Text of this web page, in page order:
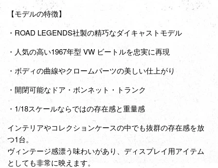
【モデルの特徴】
・ROAD LEGENDS社製の精巧なダイキャストモデル
・人気の高い1967年型 VW ビートルを忠実に再現
・ボディの曲線やクロームパーツの美しい仕上がり
・開閉可能なドア・ボンネット・トランク
・1/18スケールならではの存在感と重量感
インテリアやコレクションケースの中でも抜群の存在感を放
つ1台。
ヴィンテージ感漂う味わいがあり、ディスプレイ用アイテム
としても非常に映えます。